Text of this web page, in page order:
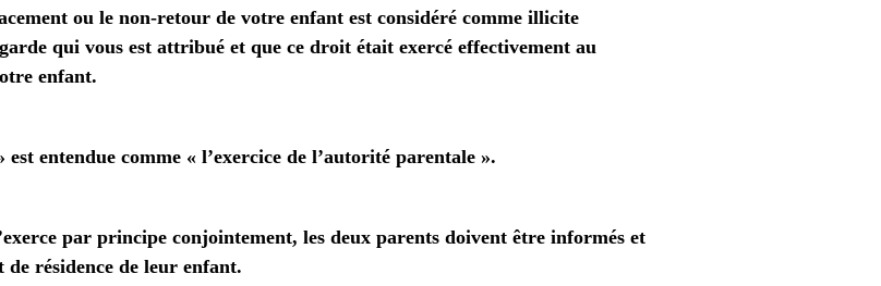
ou le non-retour de votre enfant est considéré comme illicite
qui vous est attribué et que ce droit était exercé effectivement au
enfant.
entendue comme « l’exercice de l’autorité parentale ».
par principe conjointement, les deux parents doivent être informés et
résidence de leur enfant.